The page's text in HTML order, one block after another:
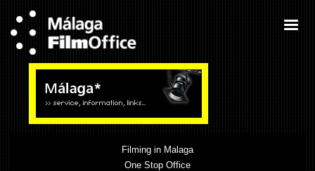
Filming in Malaga
One Stop Office